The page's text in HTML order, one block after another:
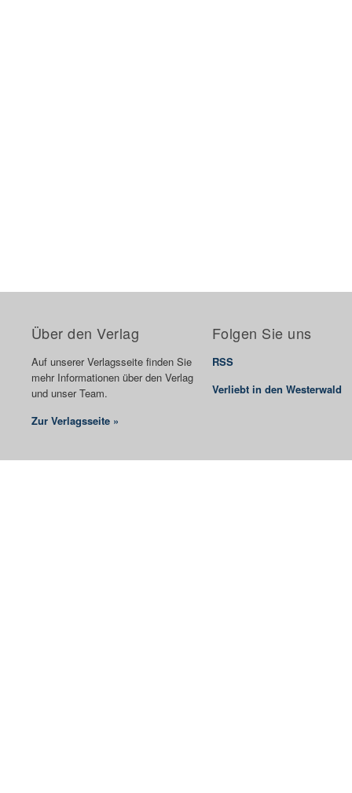
Über den Verlag
Auf unserer Verlagsseite finden Sie
mehr Informationen über den Verlag
und unser Team.
Zur Verlagsseite »
Folgen Sie uns
RSS
Verliebt in den Westerwald